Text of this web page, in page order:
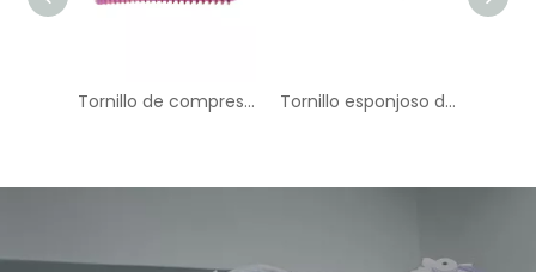
Tornillo de compresión sin cabeza canulado Tornillo esponjoso de 6.5 mm medio subpuesto (16 mm roscado)